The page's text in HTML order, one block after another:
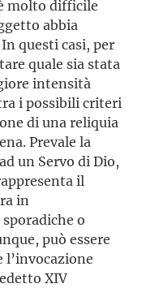
molto difficile
abbia
questi casi, per
quale sia stata
intensità
i possibili criteri
di una reliquia
Prevale la
un Servo di Dio,
il
in
o
può essere
l’invocazione
XIV